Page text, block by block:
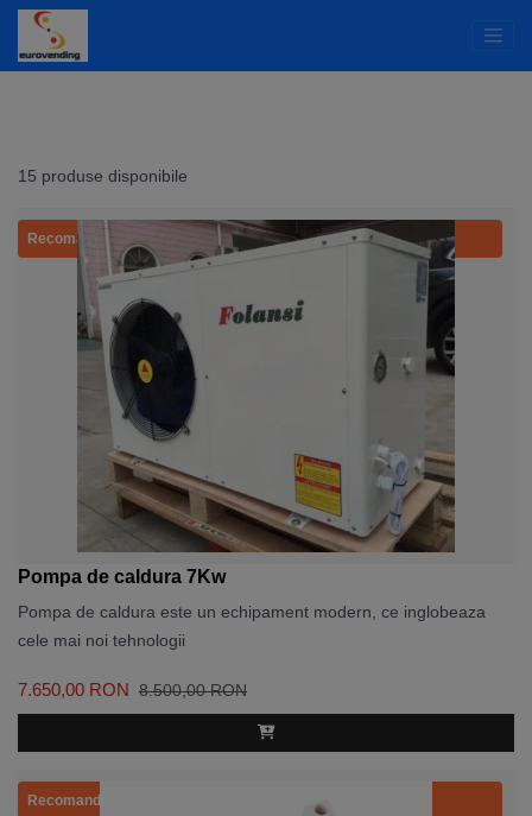
15 produse disponibile
Recomandat
Pompa de caldura 7Kw
Pompa de caldura este un echipament modern, ce inglobeaza
cele mai noi tehnologii
7.650,00 RON 8.500,00 RON
Recomandat